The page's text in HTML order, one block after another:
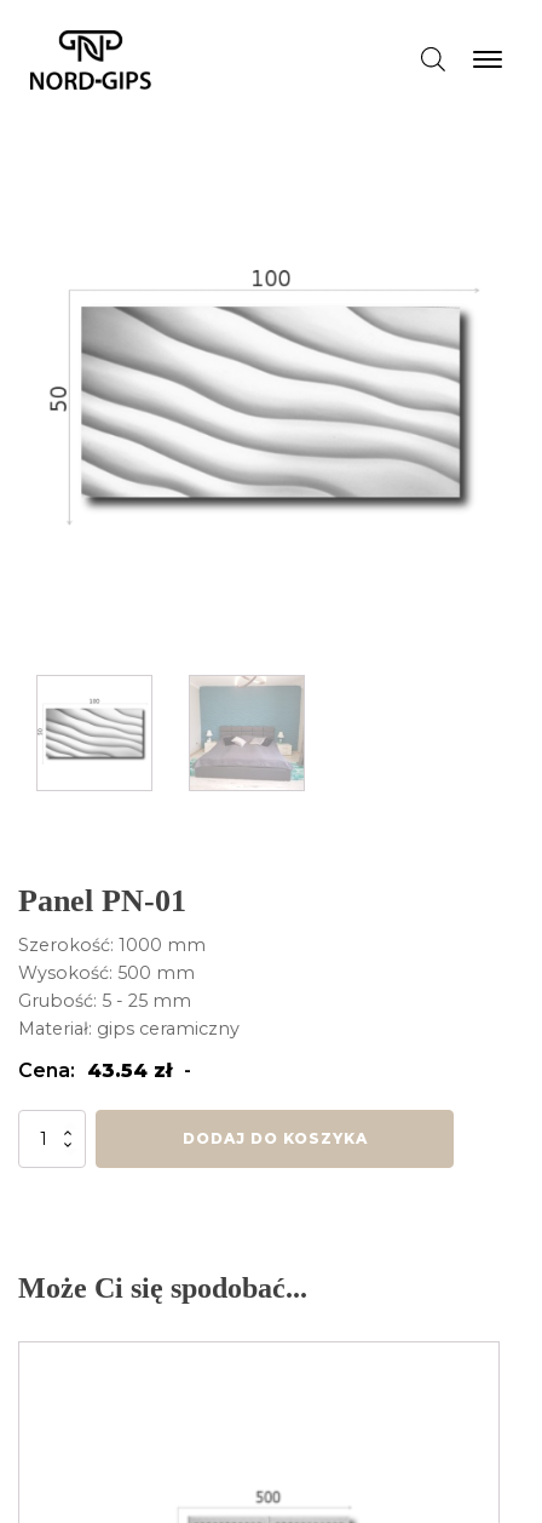
Panel PN-01
Szerokość: 1000 mm
Wysokość: 500 mm
Grubość: 5 - 25 mm
Materiał: gips ceramiczny
Cena: 43.54 zł -
ilość
DODAJ DO KOSZYKA
Może Ci się spodobać...